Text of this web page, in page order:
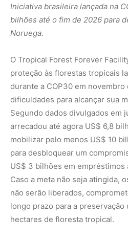
Iniciativa brasileira lançada na
bilhões até o fim de 2026 para
Noruega.
O Tropical Forest Forever
proteção às florestas tropicais
durante a COP30 em
dificuldades para alcançar sua
Segundo dados divulgados em
arrecadou até agora US$ 6,8
mobilizar pelo menos US$ 10
para desbloquear um
US$ 3 bilhões em empréstimos
Caso a meta não seja atingida,
não serão liberados,
longo prazo para a preservação
hectares de floresta tropical.